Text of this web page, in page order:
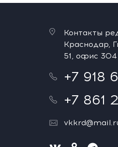
Контакты
Краснодар,
51, офис 304
+7 918
+7 861